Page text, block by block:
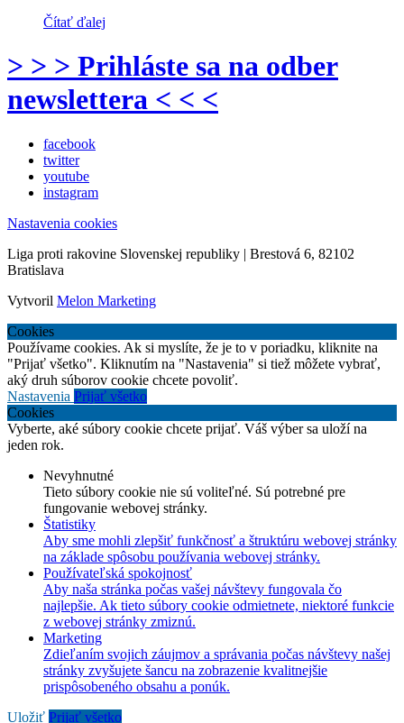
Čítať ďalej
> > > Prihláste sa na odber
newslettera < < <
facebook
twitter
youtube
instagram
Nastavenia cookies
Liga proti rakovine Slovenskej republiky | Brestová 6, 82102
Bratislava
Vytvoril Melon Marketing
Cookies
Používame cookies. Ak si myslíte, že je to v poriadku, kliknite na
"Prijať všetko". Kliknutím na "Nastavenia" si tiež môžete vybrať,
aký druh súborov cookie chcete povoliť.
Nastavenia Prijať všetko
Cookies
Vyberte, aké súbory cookie chcete prijať. Váš výber sa uloží na
jeden rok.
Nevyhnutné
Tieto súbory cookie nie sú voliteľné. Sú potrebné pre
fungovanie webovej stránky.
Štatistiky
Aby sme mohli zlepšiť funkčnosť a štruktúru webovej stránky
na základe spôsobu používania webovej stránky.
Používateľská spokojnosť
Aby naša stránka počas vašej návštevy fungovala čo
najlepšie. Ak tieto súbory cookie odmietnete, niektoré funkcie
z webovej stránky zmiznú.
Marketing
Zdieľaním svojich záujmov a správania počas návštevy našej
stránky zvyšujete šancu na zobrazenie kvalitnejšie
prispôsobeného obsahu a ponúk.
Uložiť Prijať všetko